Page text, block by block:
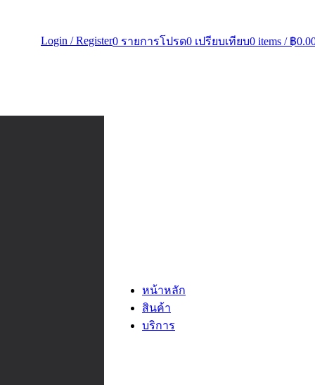
Login / Register0 รายการโปรด0 เปรียบเทียบ0 items / ฿
หน้าหลัก
สินค้า
บริการ